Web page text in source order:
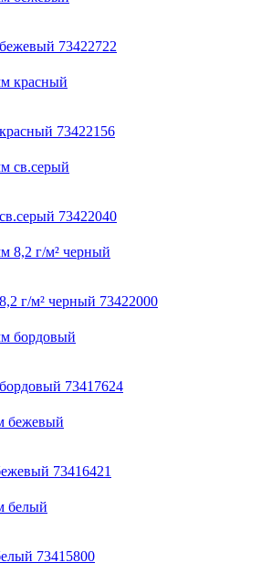
73422722
73422156
73422040
г/м² черный 73422000
73417624
73416421
73415800